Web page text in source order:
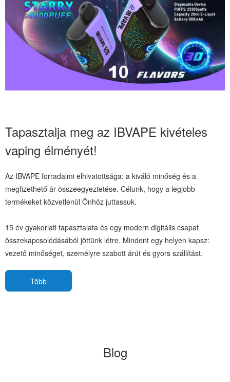
Tapasztalja meg az IBVAPE kivételes
vaping élményét!
Az IBVAPE forradalmi elhivatottsága: a kiváló minőség és a
megfizethető ár összeegyeztetése. Célunk, hogy a legjobb
termékeket közvetlenül Önhöz juttassuk.
15 év gyakorlati tapasztalata és egy modern digitális csapat
összekapcsolódásából jöttünk létre. Mindent egy helyen kapsz:
vezető minőséget, személyre szabott árút és gyors szállítást.
Több
Blog